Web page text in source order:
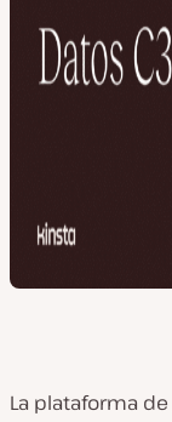
La plataforma de